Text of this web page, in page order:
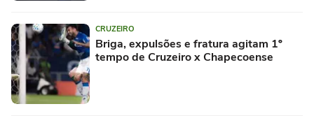
CRUZEIRO
Briga, expulsões e fratura agitam 1º
tempo de Cruzeiro x Chapecoense